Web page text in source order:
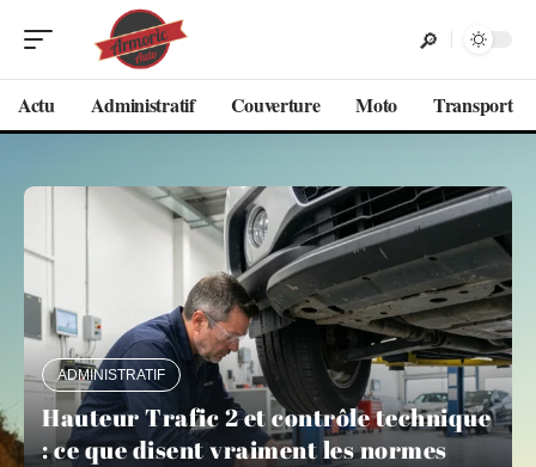
Actu Administratif Couverture Moto Transport
ADMINISTRATIF
Hauteur Trafic 2 et contrôle technique
: ce que disent vraiment les normes